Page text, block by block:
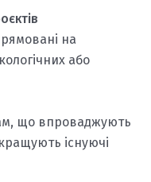
на
або
що впроваджують
існуючі